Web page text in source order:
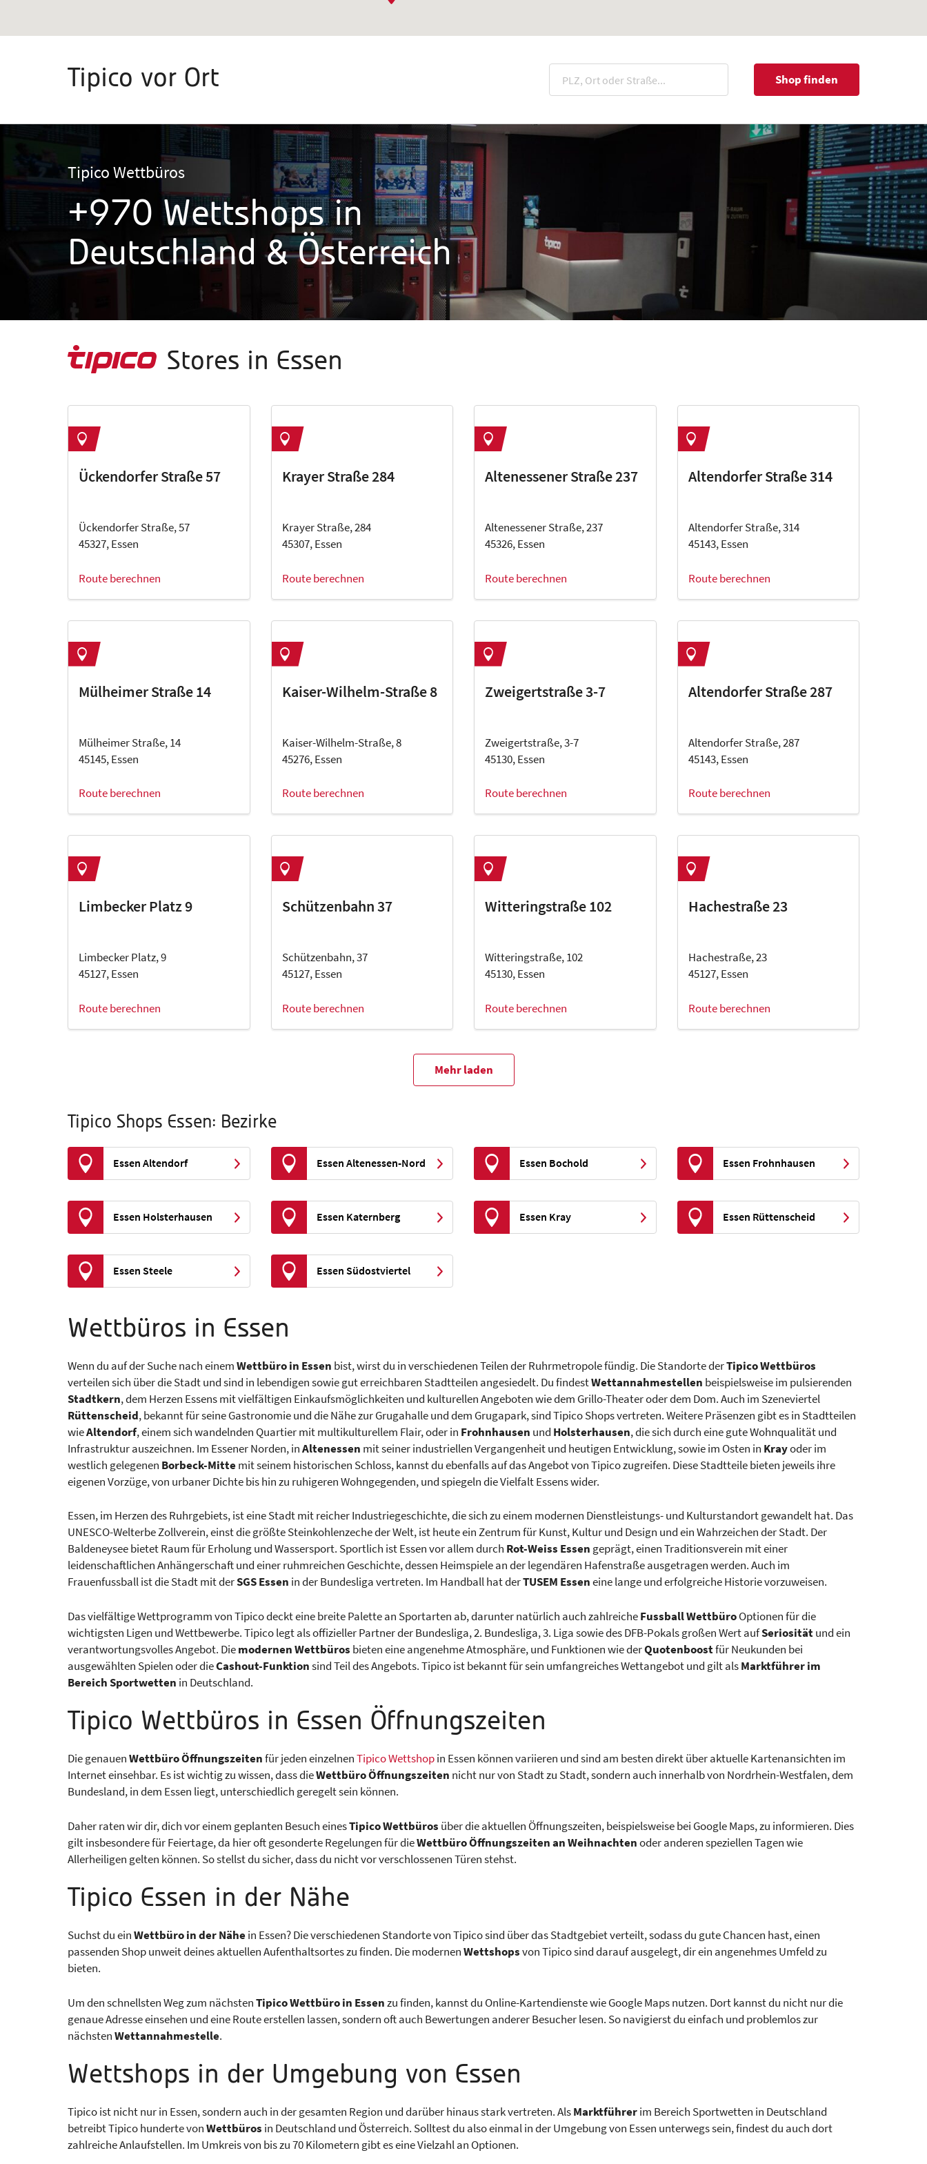
Tipico vor Ort Shop finden
Tipico Wettbüros
+970 Wettshops in
Deutschland & Österreich
Stores in Essen
Ückendorfer Straße 57
Ückendorfer Straße, 57
45327, Essen
Route berechnen
Krayer Straße 284
Krayer Straße, 284
45307, Essen
Route berechnen
Altenessener Straße 237
Altenessener Straße, 237
45326, Essen
Route berechnen
Altendorfer Straße 314
Altendorfer Straße, 314
45143, Essen
Route berechnen
Mülheimer Straße 14
Mülheimer Straße, 14
45145, Essen
Route berechnen
Kaiser-Wilhelm-Straße 8
Kaiser-Wilhelm-Straße, 8
45276, Essen
Route berechnen
Zweigertstraße 3-7
Zweigertstraße, 3-7
45130, Essen
Route berechnen
Altendorfer Straße 287
Altendorfer Straße, 287
45143, Essen
Route berechnen
Limbecker Platz 9
Limbecker Platz, 9
45127, Essen
Route berechnen
Schützenbahn 37
Schützenbahn, 37
45127, Essen
Route berechnen
Witteringstraße 102
Witteringstraße, 102
45130, Essen
Route berechnen
Hachestraße 23
Hachestraße, 23
45127, Essen
Route berechnen
Mehr laden
Tipico Shops Essen: Bezirke
Essen Altendorf Essen Altenessen-Nord Essen Bochold Essen Frohnhausen
Essen Holsterhausen Essen Katernberg Essen Kray Essen Rüttenscheid
Essen Steele Essen Südostviertel
Wettbüros in Essen
Wenn du auf der Suche nach einemWettbüro in Essen bist, wirst du in verschiedenen Teilen der Ruhrmetropole fündig. Die Standorte derTipico Wettbüros
verteilen sich über die Stadt und sind in lebendigen sowie gut erreichbaren Stadtteilen angesiedelt. Du findestWettannahmestellen beispielsweise im pulsierenden
Stadtkern, dem Herzen Essens mit vielfältigen Einkaufsmöglichkeiten und kulturellen Angeboten wie dem Grillo-Theater oder dem Dom. Auch im Szeneviertel
Rüttenscheid, bekannt für seine Gastronomie und die Nähe zur Grugahalle und dem Grugapark, sind Tipico Shops vertreten. Weitere Präsenzen gibt es in Stadtteilen
wieAltendorf, einem sich wandelnden Quartier mit multikulturellem Flair, oder in Frohnhausen und Holsterhausen, die sich durch eine gute Wohnqualität und
Infrastruktur auszeichnen. Im Essener Norden, inAltenessen mit seiner industriellen Vergangenheit und heutigen Entwicklung, sowie im Osten in Krayoder im
westlich gelegenen Borbeck-Mittemit seinem historischen Schloss, kannst du ebenfalls auf das Angebot von Tipico zugreifen. Diese Stadtteile bieten jeweils ihre
eigenen Vorzüge, von urbaner Dichte bis hin zu ruhigeren Wohngegenden, und spiegeln die Vielfalt Essens wider.
Essen, im Herzen des Ruhrgebiets, ist eine Stadt mit reicher Industriegeschichte, die sich zu einem modernen Dienstleistungs- und Kulturstandort gewandelt hat. Das
UNESCO-Welterbe Zollverein, einst die größte Steinkohlenzeche der Welt, ist heute ein Zentrum für Kunst, Kultur und Design und ein Wahrzeichen der Stadt. Der
Baldeneysee bietet Raum für Erholung und Wassersport. Sportlich ist Essen vor allem durch Rot-Weiss Essen geprägt, einen Traditionsverein mit einer
leidenschaftlichen Anhängerschaft und einer ruhmreichen Geschichte, dessen Heimspiele an der legendären Hafenstraße ausgetragen werden. Auch im
Frauenfussball ist die Stadt mit derSGS Essen in der Bundesliga vertreten. Im Handball hat derTUSEM Esseneine lange und erfolgreiche Historie vorzuweisen.
Das vielfältige Wettprogramm von Tipico deckt eine breite Palette an Sportarten ab, darunter natürlich auch zahlreicheFussball WettbüroOptionen für die
wichtigsten Ligen und Wettbewerbe. Tipico legt als offizieller Partner der Bundesliga, 2. Bundesliga, 3. Liga sowie des DFB-Pokals großen Wert aufSeriositätund ein
verantwortungsvolles Angebot. Diemodernen Wettbüros bieten eine angenehme Atmosphäre, und Funktionen wie derQuotenboostfür Neukunden bei
ausgewählten Spielen oder dieCashout-Funktionsind Teil des Angebots. Tipico ist bekannt für sein umfangreiches Wettangebot und gilt alsMarktführer im
Bereich Sportwetten in Deutschland.
Tipico Wettbüros in Essen Öffnungszeiten
Die genauenWettbüro Öffnungszeitenfür jeden einzelnenTipico Wettshopin Essen können variieren und sind am besten direkt über aktuelle Kartenansichten im
Internet einsehbar. Es ist wichtig zu wissen, dass dieWettbüro Öffnungszeiten nicht nur von Stadt zu Stadt, sondern auch innerhalb von Nordrhein-Westfalen, dem
Bundesland, in dem Essen liegt, unterschiedlich geregelt sein können.
Daher raten wir dir, dich vor einem geplanten Besuch einesTipico Wettbüros über die aktuellen Öffnungszeiten, beispielsweise bei Google Maps, zu informieren. Dies
gilt insbesondere für Feiertage, da hier oft gesonderte Regelungen für dieWettbüro Öffnungszeiten an Weihnachtenoder anderen speziellen Tagen wie
Allerheiligen gelten können. So stellst du sicher, dass du nicht vor verschlossenen Türen stehst.
Tipico Essen in der Nähe
Suchst du einWettbüro in der Nähein Essen? Die verschiedenen Standorte von Tipico sind über das Stadtgebiet verteilt, sodass du gute Chancen hast, einen
passenden Shop unweit deines aktuellen Aufenthaltsortes zu finden. Die modernenWettshopsvon Tipico sind darauf ausgelegt, dir ein angenehmes Umfeld zu
bieten.
Um den schnellsten Weg zum nächstenTipico Wettbüro in Essenzu finden, kannst du Online-Kartendienste wie Google Maps nutzen. Dort kannst du nicht nur die
genaue Adresse einsehen und eine Route erstellen lassen, sondern oft auch Bewertungen anderer Besucher lesen. So navigierst du einfach und problemlos zur
nächstenWettannahmestelle.
Wettshops in der Umgebung von Essen
Tipico ist nicht nur in Essen, sondern auch in der gesamten Region und darüber hinaus stark vertreten. AlsMarktführerim Bereich Sportwetten in Deutschland
betreibt Tipico hunderte vonWettbüros in Deutschland und Österreich. Solltest du also einmal in der Umgebung von Essen unterwegs sein, findest du auch dort
zahlreiche Anlaufstellen. Im Umkreis von bis zu 70 Kilometern gibt es eine Vielzahl an Optionen.